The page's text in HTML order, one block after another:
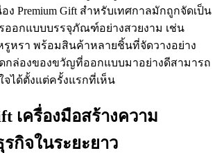
ง Premium Gift สำหรับเทศกาลมักถูกจัดเป็น
อกแบบบรรจุภัณฑ์อย่างสวยงาม เช่น
หรา พร้อมสินค้าหลายชิ้นที่จัดวางอย่าง
ดกล่องของขวัญที่ออกแบบมาอย่างดีสามารถ
จได้ตั้งแต่ครั้งแรกที่เห็น
เครื่องมือสร้างความ
กิจในระยะยาว